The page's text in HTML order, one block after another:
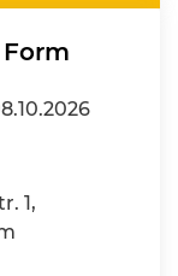
1,